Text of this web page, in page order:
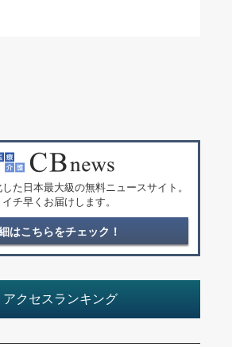
た日本最大級の無料ニュースサイト。
チ早くお届けします。
はこちらをチェック！
アクセスランキング